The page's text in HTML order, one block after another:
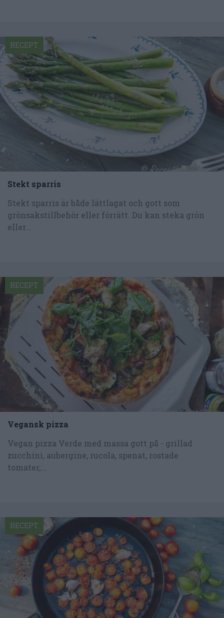
Stekt sparris
Stekt sparris är både lättlagat och gott som
grönsakstillbehör eller förrätt. Du kan steka grön
eller...
RECEPT
Vegansk pizza
Vegan pizza Verde med massa gott på - grillad
zucchini, aubergine, rucola, spenat, rostade
tomater,...
RECEPT
RECEPT